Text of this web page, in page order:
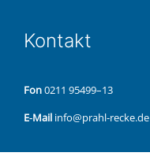
Kon­takt
Fon0211 95499–13
E‑Mail info@prahl-recke.de